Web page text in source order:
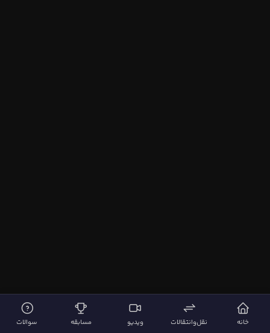
خانه نقل‌وانتقالات ویدیو مسابقه سوالات